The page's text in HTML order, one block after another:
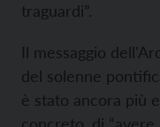
traguardi”.
Il messaggio
del solenne
è stato ancora più